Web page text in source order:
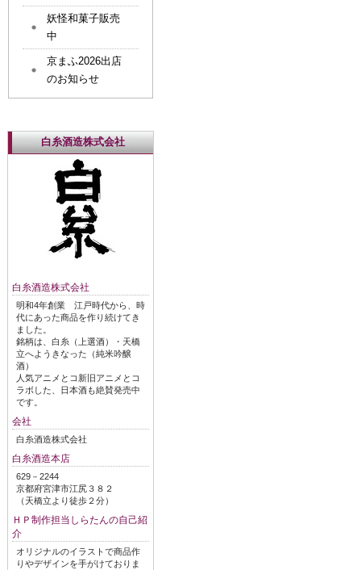
妖怪和菓子販売
中
京まふ2026出店
のお知らせ
白糸酒造株式会社
白糸酒造株式会社
明和4年創業 江戸時代から、時
代にあった商品を作り続けてき
ました。
銘柄は、白糸（上選酒）・天橋
立へようきなった（純米吟醸
酒）
人気アニメとコ新旧アニメとコ
ラボした、日本酒も絶賛発売中
です。
会社
白糸酒造株式会社
白糸酒造本店
629－2244
京都府宮津市江尻３８２
（天橋立より徒歩２分）
ＨＰ制作担当しらたんの自己紹
介
オリジナルのイラストで商品作
りやデザインを手がけておりま